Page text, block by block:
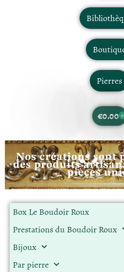
Pierres
€0.00 0
Nos créations sont
des produits
pièces
Box Le Boudoir Roux
Prestations du Boudoir Roux
Bijoux
Par pierre